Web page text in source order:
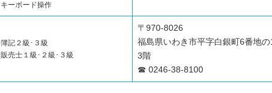
キーボード操作
簿記２級･３級
販売士１級･２級･３級
〒970-8026
福島県いわき市平字白銀町6番地
3階
☎ 0246-38-8100